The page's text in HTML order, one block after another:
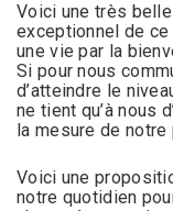
Voici une très
exceptionnel de ce
une vie par la
Si pour nous
d’atteindre le
ne tient qu’à nous
la mesure de
Voici une
notre quotidien